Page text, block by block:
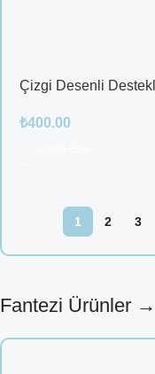
Çizgi Desenli
₺400.00
1 2 3
Fantezi Ürünler